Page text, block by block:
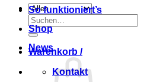
Suchen
nach:
Warenkorb /
So funktioniert’s
Shop
News
Kontakt